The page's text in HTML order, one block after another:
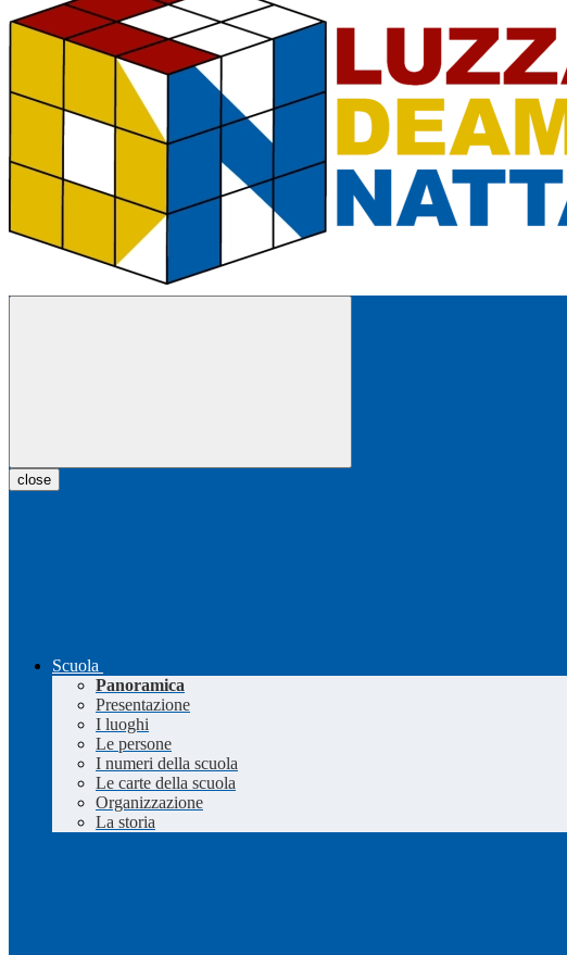
close
Scuola
Panoramica
Presentazione
I luoghi
Le persone
I numeri della scuola
Le carte della scuola
Organizzazione
La storia